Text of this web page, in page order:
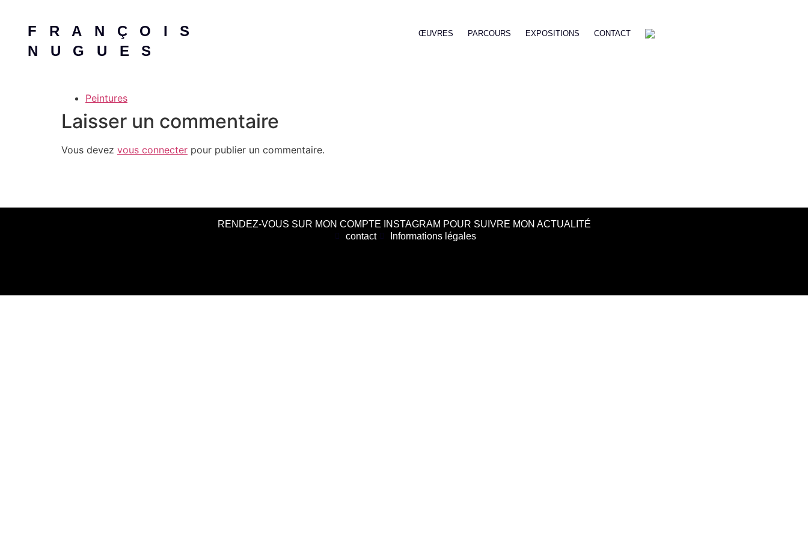
FRANÇOIS
NUGUES
ŒUVRES PARCOURS EXPOSITIONS CONTACT
Peintures
Laisser un commentaire
Vous devez vous connecter pour publier un commentaire.
RENDEZ-VOUS SUR MON COMPTE INSTAGRAM POUR SUIVRE MON ACTUALITÉ
contact
Informations légales